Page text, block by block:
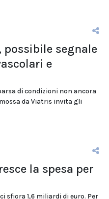
possibile segnale
e
di condizioni non ancora
da Viatris invita gli
la spesa per
sfiora 1,6 miliardi di euro. Per